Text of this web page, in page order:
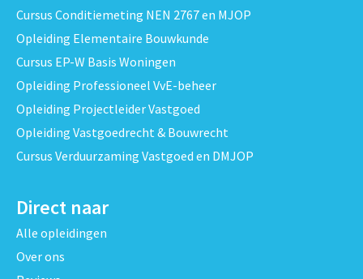
Cursus Conditiemeting NEN 2767 en MJOP
Opleiding Elementaire Bouwkunde
Cursus EP-W Basis Woningen
Opleiding Professioneel VvE-beheer
Opleiding Projectleider Vastgoed
Opleiding Vastgoedrecht & Bouwrecht
Cursus Verduurzaming Vastgoed en DMJOP
Direct naar
Alle opleidingen
Over ons